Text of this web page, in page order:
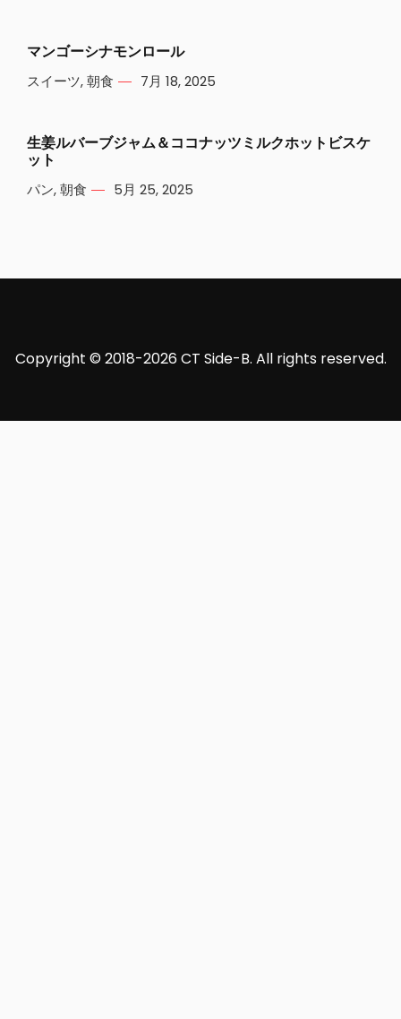
マンゴーシナモンロール
スイーツ,朝食 7月 18, 2025
生姜ルバーブジャム＆ココナッツミルクホットビスケ
ット
パン,朝食 5月 25, 2025
Copyright © 2018-2026 CT Side-B. All rights reserved.